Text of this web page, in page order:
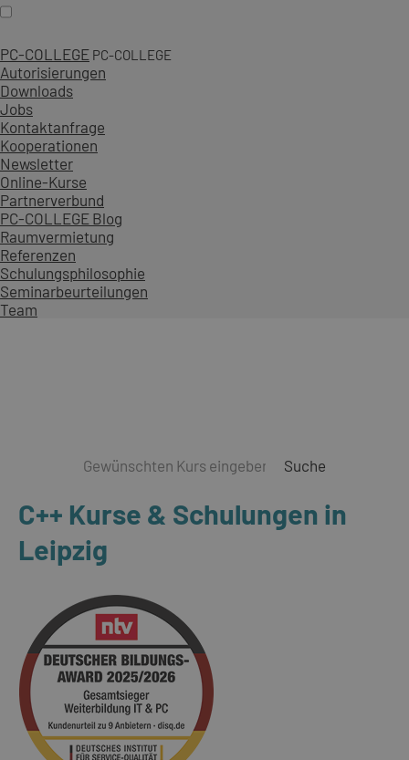
PC-COLLEGE PC-COLLEGE
Autorisierungen
Downloads
Jobs
Kontaktanfrage
Kooperationen
Newsletter
Online-Kurse
Partnerverbund
PC-COLLEGE Blog
Raumvermietung
Referenzen
Schulungsphilosophie
Seminarbeurteilungen
Team
Suche
C++ Kurse & Schulungen in
Leipzig